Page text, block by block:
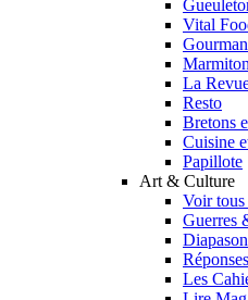
Vital
Marmiton
La
Resto
Bretons
Cuisine
Papillote
Art & Culture
Voir
Guerres
Diapason
Les